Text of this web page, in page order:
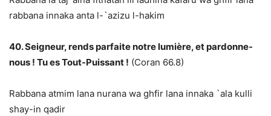
rabbana innaka anta l-`azizu l-hakim
40. Seigneur, rends parfaite notre lumière, et pardonne-
nous ! Tu es Tout-Puissant ! (Coran 66.8)
Rabbana atmim lana nurana wa ghfir lana innaka `ala kulli
shay-in qadir